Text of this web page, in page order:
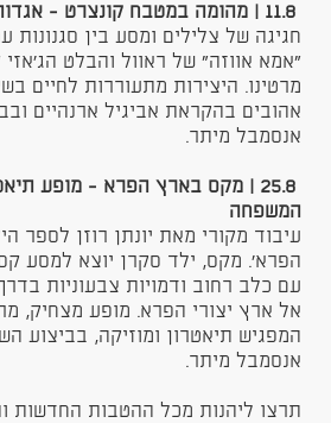
חגיגה של צלילים ומסע בין סגנונות
"אמא אווזה" של ראוול והבלט
מרטינו. היצירות מתעוררות לחיים
אהובים בהקראת אביגיל ארנהיים
אנסמבל מיתר.
25.8 | מקס בארץ הפרא - מופע
המשפחה
עיבוד מקורי מאת יונתן רוזן לספר
הפרא'. מקס, ילד סקרן יוצא למסע
עם כלב רחוב ודמויות צבעוניות
אל ארץ יצורי הפרא. מופע מצחיק,
המפגיש תיאטרון ומוזיקה, בביצוע
אנסמבל מיתר.
תרצו ליהנות מכל ההטבות החדשות